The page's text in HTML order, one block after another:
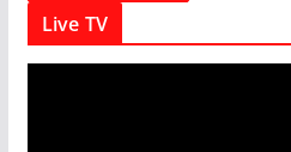
Live TV